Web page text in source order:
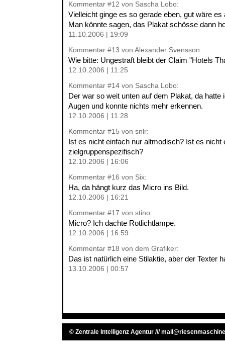
Kommentar #12 von Sascha Lobo:
Vielleicht ginge es so gerade eben, gut wäre
Man könnte sagen, das Plakat schösse dann
11.10.2006 | 19:09
Kommentar #13 von Alexander Svensson:
Wie bitte: Ungestraft bleibt der Claim "Hotels
12.10.2006 | 11:25
Kommentar #14 von Sascha Lobo:
Der war so weit unten auf dem Plakat, da hatte
Augen und konnte nichts mehr erkennen.
12.10.2006 | 11:28
Kommentar #15 von snlr:
Ist es nicht einfach nur altmodisch? Ist es nicht
zielgruppenspezifisch?
12.10.2006 | 16:06
Kommentar #16 von Six:
Ha, da hängt kurz das Micro ins Bild.
12.10.2006 | 16:21
Kommentar #17 von stino:
Micro? Ich dachte Rotlichtlampe.
12.10.2006 | 16:59
Kommentar #18 von dem Grafiker:
Das ist natürlich eine Stilaktie, aber der Texter
13.10.2006 | 00:57
© Zentrale Intelligenz Agentur ///